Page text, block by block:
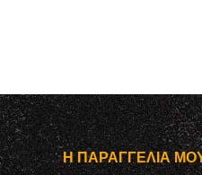
Η ΠΑΡΑΓΓΕΛΊΑ